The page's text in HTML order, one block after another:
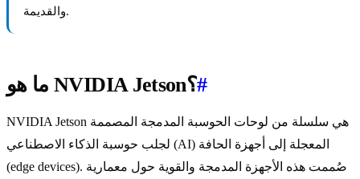
والقديمة.
ما هو NVIDIA Jetson؟#
NVIDIA Jetson هي سلسلة من لوحات الحوسبة المدمجة المصممة
لجلب حوسبة الذكاء الاصطناعي (AI) المعجلة إلى أجهزة الحافة
(edge devices). صُممت هذه الأجهزة المدمجة والقوية حول معمارية